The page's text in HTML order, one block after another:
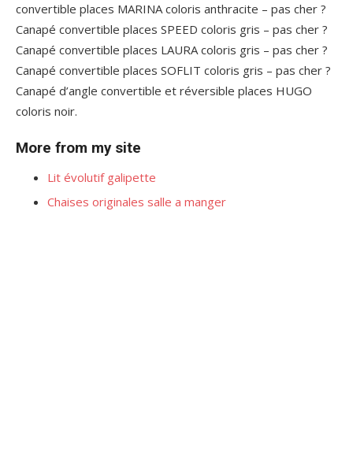
convertible places MARINA coloris anthracite – pas cher ?
Canapé convertible places SPEED coloris gris – pas cher ?
Canapé convertible places LAURA coloris gris – pas cher ?
Canapé convertible places SOFLIT coloris gris – pas cher ?
Canapé d’angle convertible et réversible places HUGO
coloris noir.
More from my site
Lit évolutif galipette
Chaises originales salle a manger